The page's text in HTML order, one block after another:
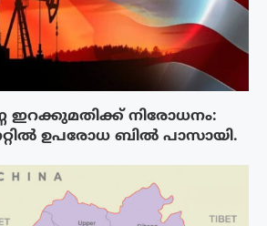
ഇറക്കുമതിക്ക് നിരോധനം:
ഉപരോധ ബിൽ പാസായി.